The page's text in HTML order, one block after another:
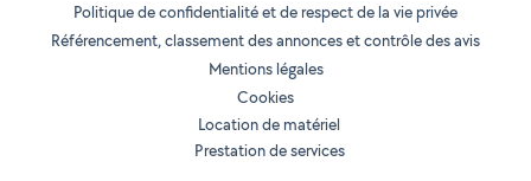
Politique de confidentialité et de respect de la vie privée
Référencement, classement des annonces et contrôle des avis
Mentions légales
Cookies
Location de matériel
Prestation de services